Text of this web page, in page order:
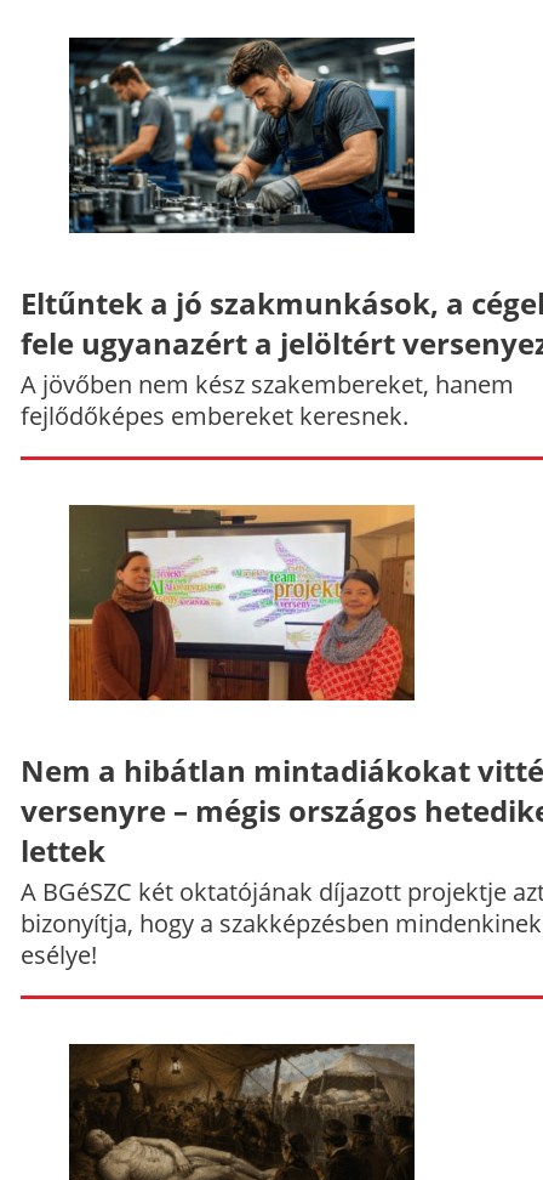
Eltűntek a jó szakmunkások, a
fele ugyanazért a jelöltért
A jövőben nem kész szakembereket, hanem
fejlődőképes embereket keresnek.
Nem a hibátlan mintadiákokat
versenyre – mégis országos
lettek
A BGéSZC két oktatójának díjazott projektje
bizonyítja, hogy a szakképzésben
esélye!